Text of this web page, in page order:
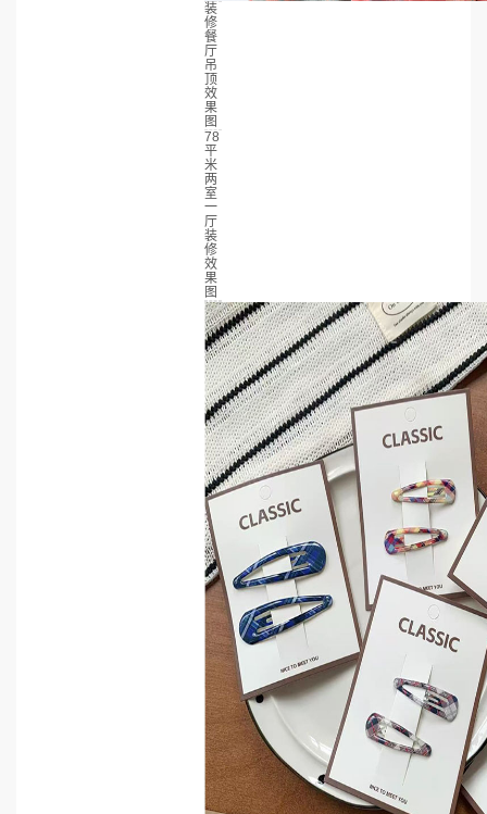
装
修
餐
厅
吊
顶
效
果
图
78
平
米
两
室
一
厅
装
修
效
果
图